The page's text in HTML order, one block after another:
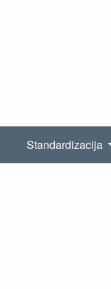
Standardizacija